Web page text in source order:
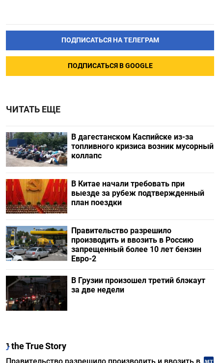
ПОДПИСАТЬСЯ НА ТЕЛЕГРАМ
ПОДПИСАТЬСЯ В GOOGLE
ЧИТАТЬ ЕЩЕ
В дагестанском Каспийске из-за
топливного кризиса возник мусорный
коллапс
В Китае начали требовать при
выезде за рубеж подтвержденный
план поездки
Правительство разрешило
производить и ввозить в Россию
запрещенный более 10 лет бензин
Евро-2
В Грузии произошел третий блэкаут
за две недели